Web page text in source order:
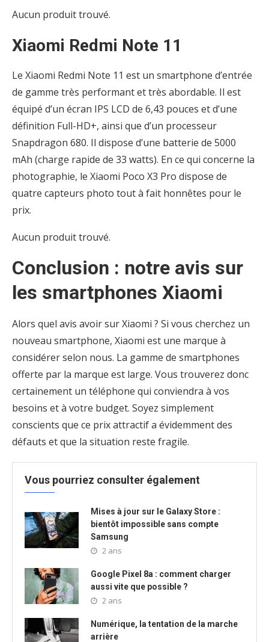
Aucun produit trouvé.
Xiaomi Redmi Note 11
Le Xiaomi Redmi Note 11 est un smartphone d’entrée
de gamme très performant et très abordable. Il est
équipé d’un écran IPS LCD de 6,43 pouces et d’une
définition Full-HD+, ainsi que d’un processeur
Snapdragon 680. Il dispose d’une batterie de 5000
mAh (charge rapide de 33 watts). En ce qui concerne la
photographie, le Xiaomi Poco X3 Pro dispose de
quatre capteurs photo tout à fait honnêtes pour le
prix.
Aucun produit trouvé.
Conclusion : notre avis sur
les smartphones Xiaomi
Alors quel avis avoir sur Xiaomi ? Si vous cherchez un
nouveau smartphone, Xiaomi est une marque à
considérer selon nous. La gamme de smartphones
offerte par la marque est large. Vous trouverez donc
certainement un téléphone qui conviendra à vos
besoins et à votre budget. Soyez simplement
conscients que ce prix attractif a évidemment des
défauts et que la situation reste fragile.
Vous pourriez consulter également
Mises à jour sur le Galaxy Store :
bientôt impossible sans compte
Samsung
2 ans
Google Pixel 8a : comment charger
aussi vite que possible ?
2 ans
Numérique, la tentation de la marche
arrière